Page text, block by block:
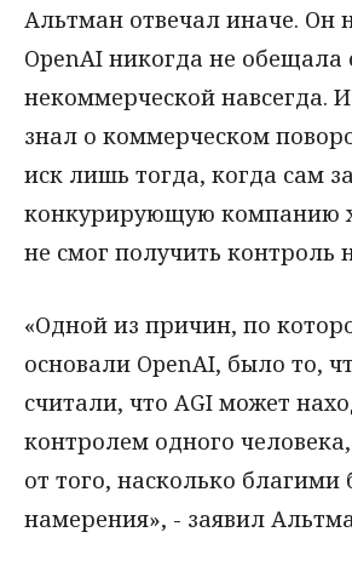
Альтман отвечал иначе. Он
OpenAI никогда не обещала
некоммерческой навсегда.
знал о коммерческом
иск лишь тогда, когда сам
конкурирующую компанию
не смог получить контроль
«Одной из причин, по
основали OpenAI, было то,
считали, что AGI может
контролем одного
от того, насколько благими
намерения», - заявил